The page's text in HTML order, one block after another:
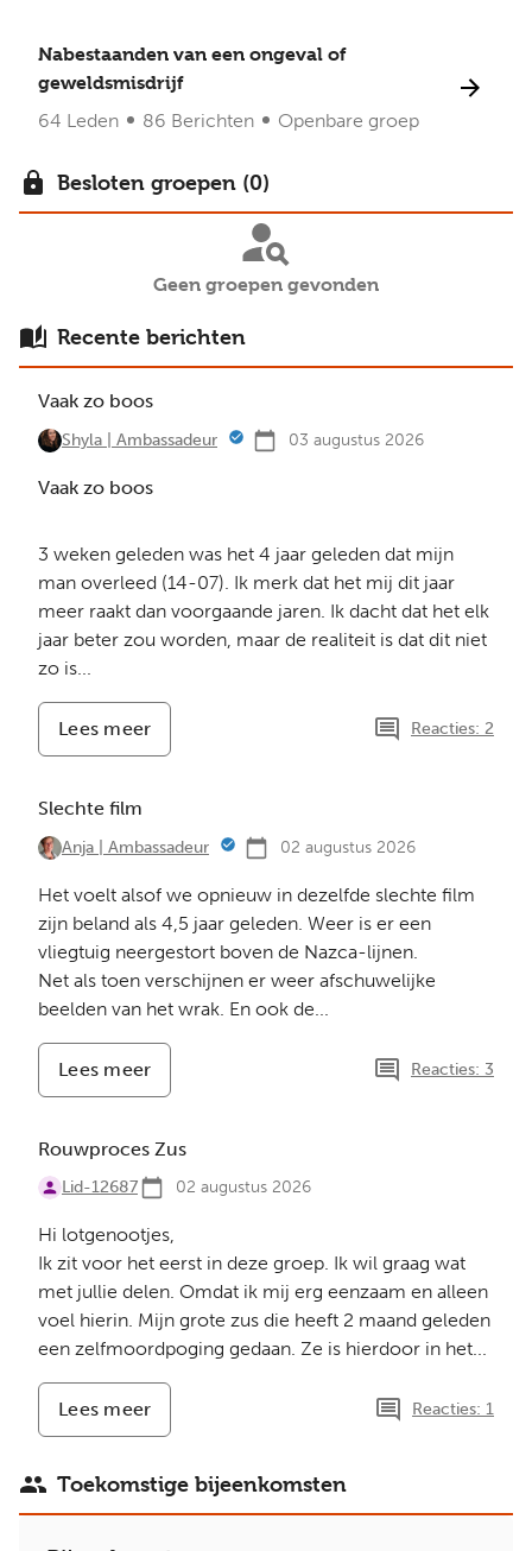
Nabestaanden van een ongeval of
geweldsmisdrijf
64 Leden
86 Berichten Openbare groep
Besloten groepen (0)
Geen groepen gevonden
Recente berichten
Vaak zo boos
Shyla | Ambassadeur 03 augustus 2026
Vaak zo boos
3 weken geleden was het 4 jaar geleden dat mijn
man overleed (14-07). Ik merk dat het mij dit jaar
meer raakt dan voorgaande jaren. Ik dacht dat het elk
jaar beter zou worden, maar de realiteit is dat dit niet
zo is...
Lees meer
Vaak
Reacties: 2
Slechte film
Anja | Ambassadeur 02 augustus 2026
Het voelt alsof we opnieuw in dezelfde slechte film
zijn beland als 4,5 jaar geleden. Weer is er een
vliegtuig neergestort boven de Nazca-lijnen.
Net als toen verschijnen er weer afschuwelijke
beelden van het wrak. En ook de...
Lees meer
Slechte
Reacties: 3
Rouwproces Zus
Lid-12687 02 augustus 2026
Hi lotgenootjes,
Ik zit voor het eerst in deze groep. Ik wil graag wat
met jullie delen. Omdat ik mij erg eenzaam en alleen
voel hierin. Mijn grote zus die heeft 2 maand geleden
een zelfmoordpoging gedaan. Ze is hierdoor in het...
Lees meer
Rouwproces
Reacties: 1
Toekomstige bijeenkomsten